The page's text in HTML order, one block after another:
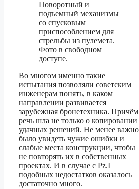
Поворотный и
подъемный механизмы
со спусковым
приспособлением для
стрельбы из пулемета.
Фото в свободном
доступе.
Во многом именно такие
испытания позволяли советским
инженерам понять, в каком
направлении развивается
зарубежная бронетехника. Причём
речь шла не только о копировании
удачных решений. Не менее важно
было увидеть чужие ошибки и
слабые места конструкции, чтобы
не повторять их в собственных
проектах. И в случае с Pz.I
подобных недостатков оказалось
достаточно много.